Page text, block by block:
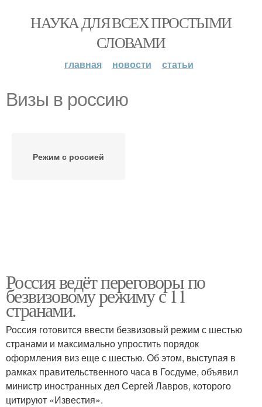
НАУКА ДЛЯ ВСЕХ ПРОСТЫМИ
СЛОВАМИ
главная новости статьи
Визы в россию
Режим с россией
Россия ведёт переговоры по
безвизовому режиму с 11
странами.
Россия готовится ввести безвизовый режим с шестью
странами и максимально упростить порядок
оформления виз еще с шестью. Об этом, выступая в
рамках правительственного часа в Госдуме, объявил
министр иностранных дел Сергей Лавров, которого
цитируют «Известия».